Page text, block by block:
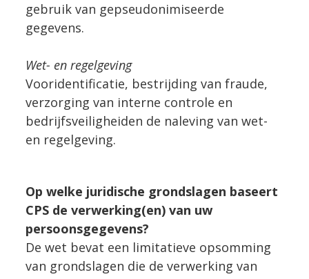
gebruik van gepseudonimiseerde
gegevens.
Wet- en regelgeving
Vooridentificatie, bestrijding van fraude,
verzorging van interne controle en
bedrijfsveiligheiden de naleving van wet-
en regelgeving.
Op welke juridische grondslagen baseert
CPS de verwerking(en) van uw
persoonsgegevens?
De wet bevat een limitatieve opsomming
van grondslagen die de verwerking van